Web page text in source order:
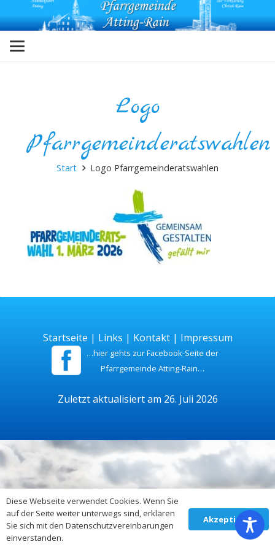
Logo
Pfarrgemeinderatswahlen
Start Logo Pfarrgemeinderatswahlen
Startseite | Links | Kontakt| Impressum
…hier gehts zur Facebook-Seite der
Pfarrgemeinde Atting-Rain…
Zuletzt aktualisiert am 26. Juli 2026
Diese Webseite verwendet Cookies. Wenn Sie
auf der Seite weiter unterwegs sind, erklären
Sie sich mit den Datenschutzvereinbarungen
einverstanden.
Akzeptieren